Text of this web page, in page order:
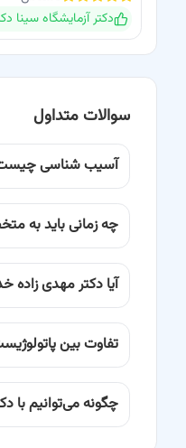
دکتر آزمایشگاه سینا
سوالات متداول
آسیب شناسی
چه زمانی باید به
آیا دکتر مهدی زاده
تفاوت بین
چگونه می‌توانیم با